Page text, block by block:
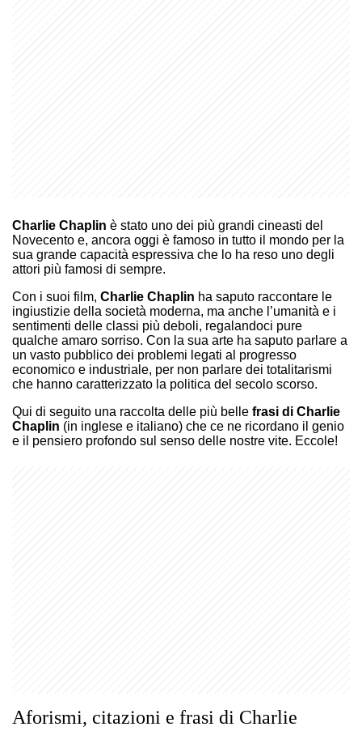
Charlie Chaplin è stato uno dei più grandi cineasti del
Novecento e, ancora oggi è famoso in tutto il mondo per la
sua grande capacità espressiva che lo ha reso uno degli
attori più famosi di sempre.
Con i suoi film, Charlie Chaplin ha saputo raccontare le
ingiustizie della società moderna, ma anche l’umanità e i
sentimenti delle classi più deboli, regalandoci pure
qualche amaro sorriso. Con la sua arte ha saputo parlare a
un vasto pubblico dei problemi legati al progresso
economico e industriale, per non parlare dei totalitarismi
che hanno caratterizzato la politica del secolo scorso.
Qui di seguito una raccolta delle più belle frasi di Charlie
Chaplin (in inglese e italiano) che ce ne ricordano il genio
e il pensiero profondo sul senso delle nostre vite. Eccole!
Aforismi, citazioni e frasi di Charlie